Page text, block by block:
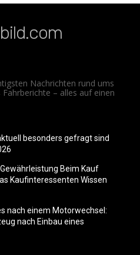
bild.com
Nachrichten rund ums
– alles auf einen
besonders gefragt sind
Beim Kauf
Kaufinteressenten Wissen
nach einem Motorwechsel:
nach Einbau eines